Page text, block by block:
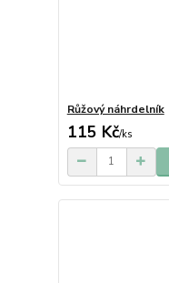
Růžový náhrdelník
115 Kč/ks